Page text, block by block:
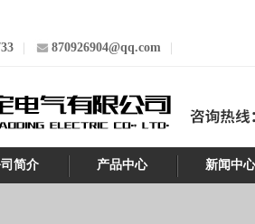
870926904@qq.com
简介 产品中心 新闻中